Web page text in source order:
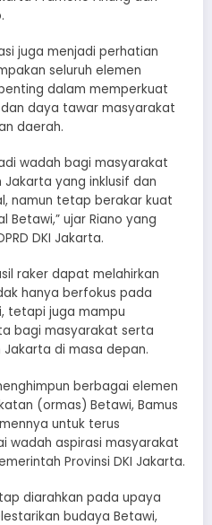
juga menjadi perhatian
seluruh elemen
dalam memperkuat
daya tawar masyarakat
daerah.
wadah bagi masyarakat
yang inklusif dan
namun tetap berakar kuat
Betawi,” ujar Riano yang
DKI Jakarta.
raker dapat melahirkan
hanya berfokus pada
tetapi juga mampu
bagi masyarakat serta
di masa depan.
berbagai elemen
(ormas) Betawi, Bamus
untuk terus
wadah aspirasi masyarakat
Provinsi DKI Jakarta.
diarahkan pada upaya
budaya Betawi,